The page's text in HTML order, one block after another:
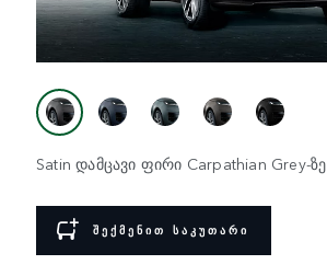
Satin დამცავი ფირი Carpathian Grey-ზე
ᲨᲔᲥᲛᲔᲜᲘᲗ ᲡᲐᲙᲣᲗᲐᲠᲘ